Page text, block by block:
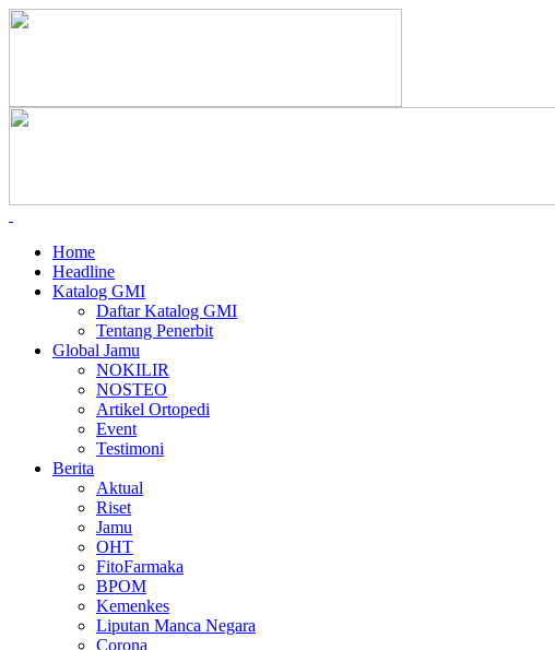
Home
Headline
Katalog GMI
Daftar Katalog GMI
Tentang Penerbit
Global Jamu
NOKILIR
NOSTEO
Artikel Ortopedi
Event
Testimoni
Berita
Aktual
Riset
Jamu
OHT
FitoFarmaka
BPOM
Kemenkes
Liputan Manca Negara
Corona